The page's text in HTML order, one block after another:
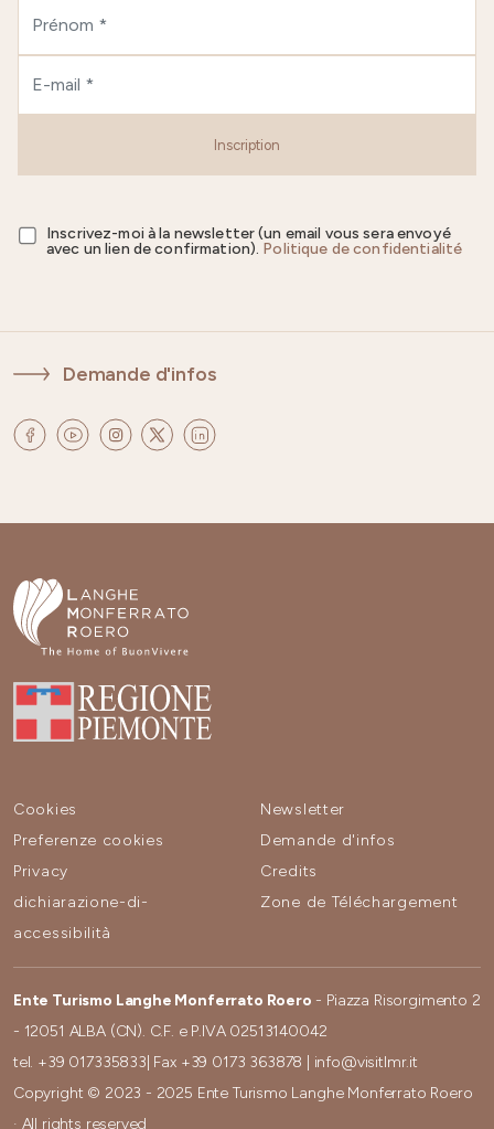
Inscription
Inscrivez-moi à la newsletter (un email vous sera envoyé
avec un lien de confirmation). Politique de confidentialité
Demande d'infos
Cookies
Preferenze cookies
Privacy
dichiarazione-di-
accessibilità
Newsletter
Demande d'infos
Credits
Zone de Téléchargement
Ente Turismo Langhe Monferrato Roero - Piazza Risorgimento 2
- 12051 ALBA (CN). C.F. e P.IVA 02513140042
tel. +39 017335833 | Fax +39 0173 363878
info@visitlmr.it
Copyright © 2023 - 2025 Ente Turismo Langhe Monferrato Roero
· All rights reserved